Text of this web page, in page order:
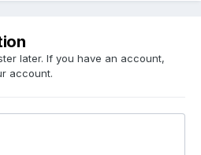
later. If you have an account,
account.